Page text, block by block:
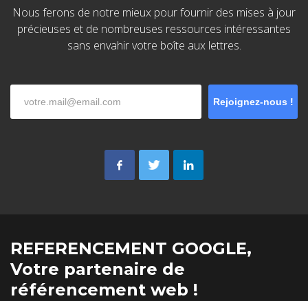
Nous ferons de notre mieux pour fournir des mises à jour
précieuses et de nombreuses ressources intéressantes
sans envahir votre boîte aux lettres.
Rejoignez-nous !
REFERENCEMENT GOOGLE,
Votre partenaire de
référencement web !